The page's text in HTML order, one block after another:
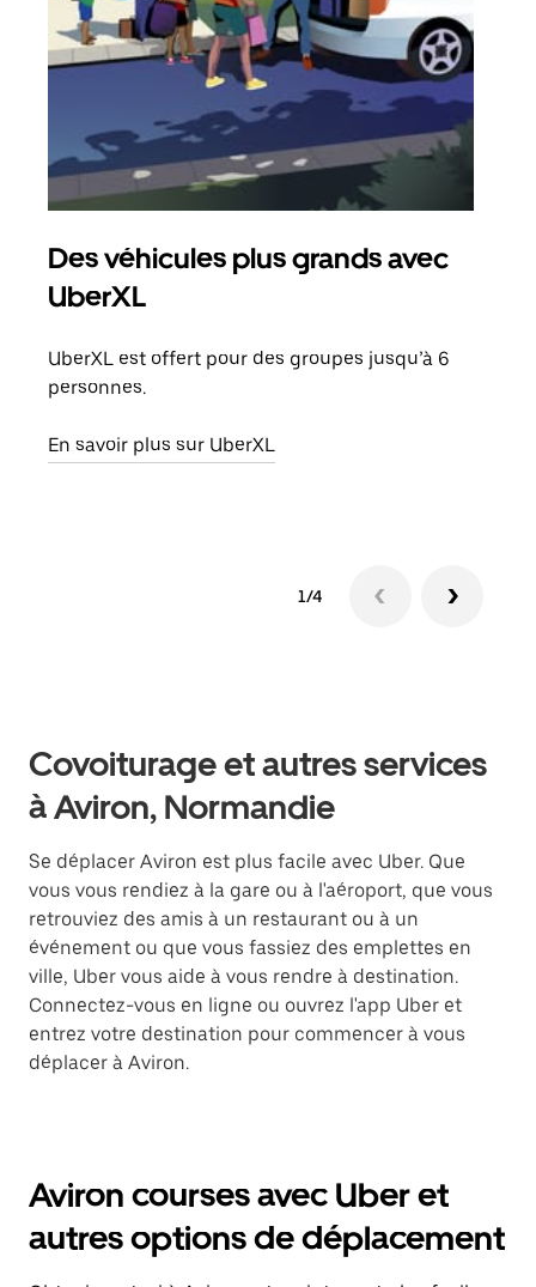
Des véhicules plus grands avec
UberXL
UberXL est offert pour des groupes jusqu’à 6
personnes.
En savoir plus sur UberXL
1/4
Covoiturage et autres services
à Aviron, Normandie
Se déplacer Aviron est plus facile avec Uber. Que
vous vous rendiez à la gare ou à l'aéroport, que vous
retrouviez des amis à un restaurant ou à un
événement ou que vous fassiez des emplettes en
ville, Uber vous aide à vous rendre à destination.
Connectez-vous en ligne ou ouvrez l'app Uber et
entrez votre destination pour commencer à vous
déplacer à Aviron.
Aviron courses avec Uber et
autres options de déplacement